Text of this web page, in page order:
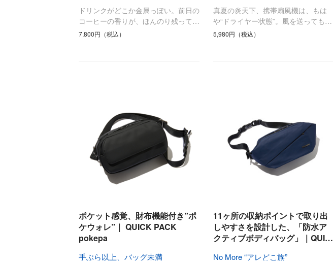
ドリンクがどこか金属っぽい。前日の
コーヒーの香りが、ほんのり残って…
7,800円（税込）
真夏の炎天下、携帯扇風機は、もは
や“ドライヤー状態”。風を送っても…
5,980円（税込）
ポケット感覚、財布機能付き”ポ
ケウォレ”｜ QUICK PACK
pokepa
手ぶら以上、バッグ未満
11ヶ所の収納ポイントで取り出
しやすさを設計した、「防水ア
クティブボディバッグ」｜QUI…
No More “アレどこ族”